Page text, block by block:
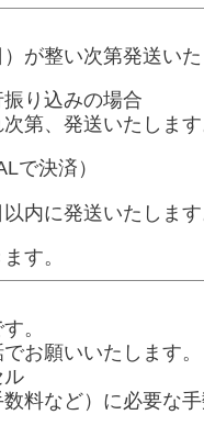
が整い次第発送いた
り込みの場合
第、発送いたします
で決済）
内に発送いたします
す。
。
お願いいたします。
料など）に必要な